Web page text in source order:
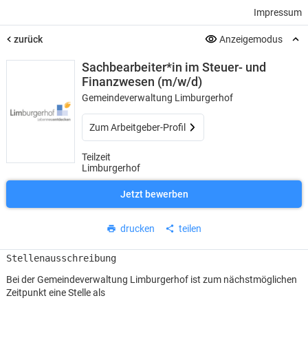
Impressum
zurück Anzeigemodus
Sachbearbeiter*in im Steuer- und
Finanzwesen (m/w/d)
Gemeindeverwaltung Limburgerhof
Zum Arbeitgeber-Profil
Teilzeit
Limburgerhof
Jetzt bewerben
drucken teilen
Bei der Gemeindeverwaltung Limburgerhof ist zum nächstmöglichen
Zeitpunkt eine Stelle als